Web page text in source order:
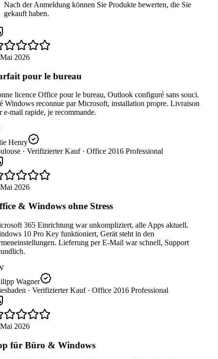
Nach der Anmeldung können Sie Produkte bewerten, die Sie
gekauft haben.
2026
pour le bureau
licence Office pour le bureau, Outlook configuré sans souci.
Windows reconnue par Microsoft, installation propre. Livraison
e-mail rapide, je recommande.
Henry
· Verifizierter Kauf · Office 2016 Professional
2026
& Windows ohne Stress
365 Einrichtung war unkompliziert, alle Apps aktuell.
10 Pro Key funktioniert, Gerät steht in den
Lieferung per E-Mail war schnell, Support
Wagner
· Verifizierter Kauf · Office 2016 Professional
2026
für Büro & Windows